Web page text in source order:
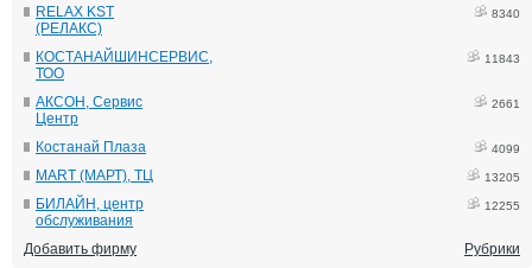
RELAX KST
(РЕЛАКС)
8340
КОСТАНАЙШИНСЕРВИС,
ТОО
11843
АКСОН, Сервис
Центр
2661
Костанай Плаза 4099
MART (МАРТ), ТЦ 13205
БИЛАЙН, центр
обслуживания
12255
Добавить фирму Рубрики